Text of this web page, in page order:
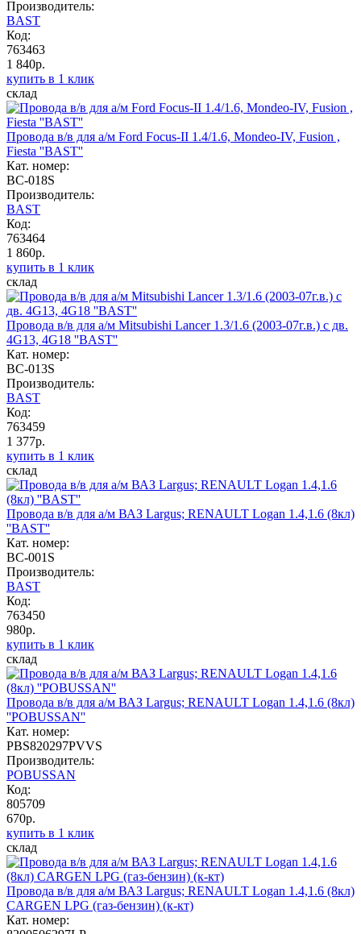
Производитель:
BAST
Код:
763463
1 840р.
купить в 1 клик
склад
Провода в/в для а/м Ford Focus-II 1.4/1.6, Mondeo-IV, Fusion ,
Fiesta ''BAST''
Кат. номер:
BC-018S
Производитель:
BAST
Код:
763464
1 860р.
купить в 1 клик
склад
Провода в/в для а/м Mitsubishi Lancer 1.3/1.6 (2003-07г.в.) c дв.
4G13, 4G18 ''BAST''
Кат. номер:
BC-013S
Производитель:
BAST
Код:
763459
1 377р.
купить в 1 клик
склад
Провода в/в для а/м ВАЗ Largus; RENAULT Logan 1.4,1.6 (8кл)
''BAST''
Кат. номер:
BC-001S
Производитель:
BAST
Код:
763450
980р.
купить в 1 клик
склад
Провода в/в для а/м ВАЗ Largus; RENAULT Logan 1.4,1.6 (8кл)
''POBUSSAN''
Кат. номер:
PBS820297PVVS
Производитель:
POBUSSAN
Код:
805709
670р.
купить в 1 клик
склад
Провода в/в для а/м ВАЗ Largus; RENAULT Logan 1.4,1.6 (8кл)
CARGEN LPG (газ-бензин) (к-кт)
Кат. номер: